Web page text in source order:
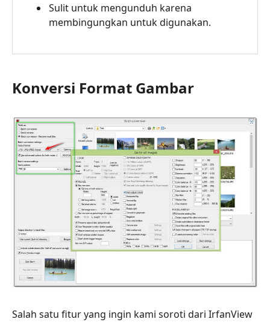
Sulit untuk mengunduh karena
membingungkan untuk digunakan.
Konversi Format Gambar
Salah satu fitur yang ingin kami soroti dari IrfanView